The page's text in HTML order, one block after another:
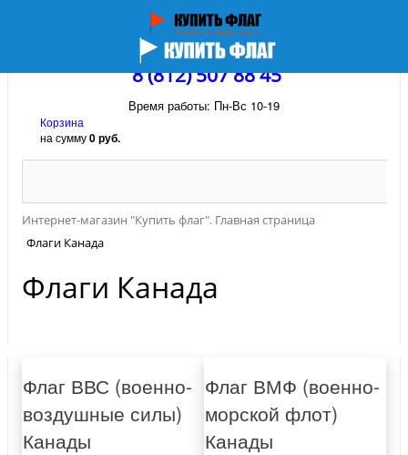
8 (812) 507 88 45
Время работы: Пн-Вс 10-19
Корзина
на сумму0 руб.
Интернет-магазин "Купить флаг". Главная страница
Флаги Канада
Флаги Канада
Флаг ВВС (военно-
воздушные силы)
Канады
Флаг ВМФ (военно-
морской флот)
Канады